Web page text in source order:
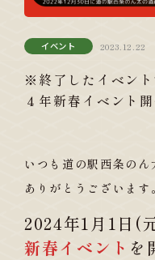
イベント 2023.12.22
※終了したイベン
４年新春イベント
いつも道の駅西条の
ありがとうございます。
2024年1月1日(
新春イベント を